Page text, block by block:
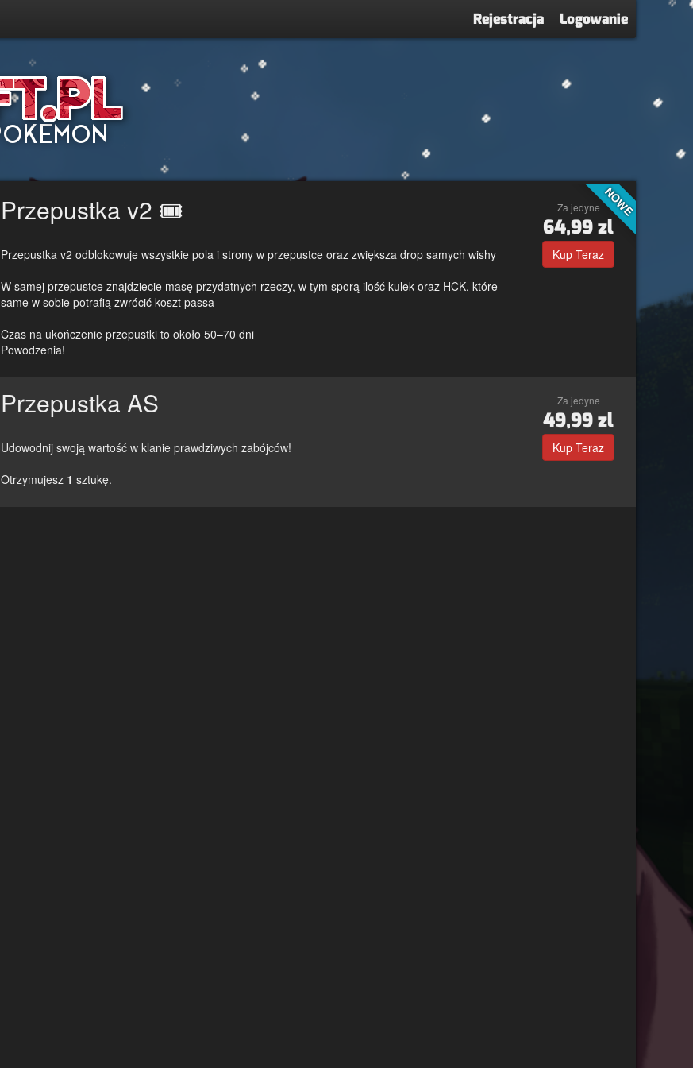
Logowanie
Rejestracja
NOWE
Za jedyne
64,99zl
Kup Teraz
Przepustka v2 🎟️
Przepustka v2 odblokowuje wszystkie pola i strony w przepustce oraz zwiększa drop samych wishy
W samej przepustce znajdziecie masę przydatnych rzeczy, w tym sporą ilość kulek oraz HCK, które
same w sobie potrafią zwrócić koszt passa
Czas na ukończenie przepustki to około 50–70 dni
Powodzenia!
Za jedyne
49,99zl
Kup Teraz
Przepustka AS
Udowodnij swoją wartość w klanie prawdziwych zabójców!
Otrzymujesz 1 sztukę.